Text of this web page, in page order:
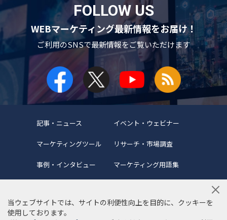
FOLLOW US
WEBマーケティング最新情報をお届け！
ご利用のSNSで最新情報をご覧いただけます
記事・ニュース イベント・ウェビナー
マーケティングツール リサーチ・市場調査
事例・インタビュー マーケティング用語集
当ウェブサイトでは、サイトの利便性向上を目的に、クッキーを
使用しております。